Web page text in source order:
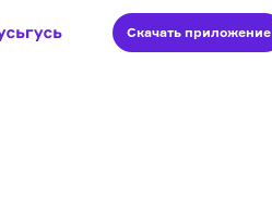
Скачать приложение